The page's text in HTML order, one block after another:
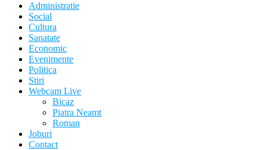
Administratie
Social
Cultura
Sanatate
Economic
Evenimente
Politica
Stiri
Webcam Live
Bicaz
Piatra Neamt
Roman
Joburi
Contact